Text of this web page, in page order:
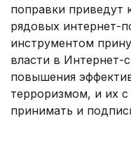
поправки приведут
рядовых интернет-
инструментом
власти в Интернет-
повышения
терроризмом, и их с
принимать и